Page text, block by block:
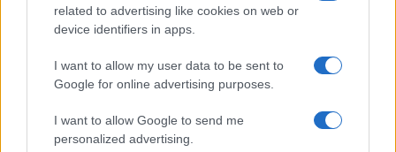
related to advertising like cookies on web or
device identifiers in apps.
I want to allow my user data to be sent to
Google for online advertising purposes.
I want to allow Google to send me
personalized advertising.
21:28 27.06.25
Παντρεύτηκαν Τζεφ Μπέζος και Λόρεν